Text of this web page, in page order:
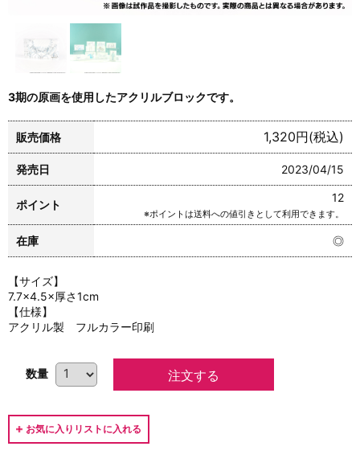
3期の原画を使用したアクリルブロックです。
販売価格 1,320円(税込)
発売日 2023/04/15
ポイント
12
※ポイントは送料への値引きとして利用できます。
在庫 ◎
【サイズ】
7.7×4.5×厚さ1cm
【仕様】
アクリル製 フルカラー印刷
数量